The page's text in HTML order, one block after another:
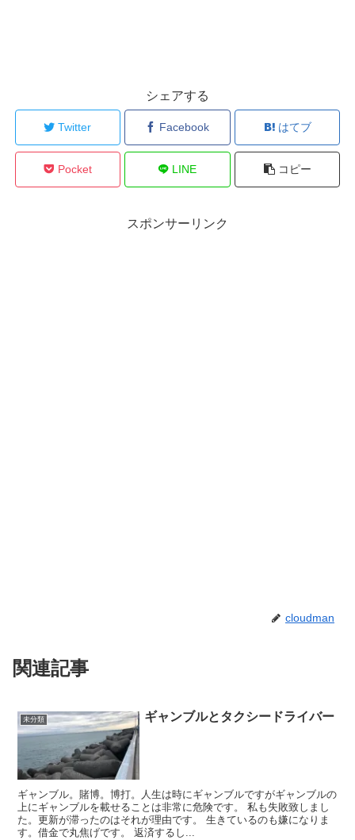
シェアする
Twitter Facebook はてブ
Pocket LINE コピー
スポンサーリンク
cloudman
関連記事
未分類 ギャンブルとタクシードライバー
ギャンブル。賭博。博打。人生は時にギャンブルですがギャンブルの
上にギャンブルを載せることは非常に危険です。 私も失敗致しまし
た。更新が滞ったのはそれが理由です。 生きているのも嫌になりま
す。借金で丸焦げです。 返済するし...